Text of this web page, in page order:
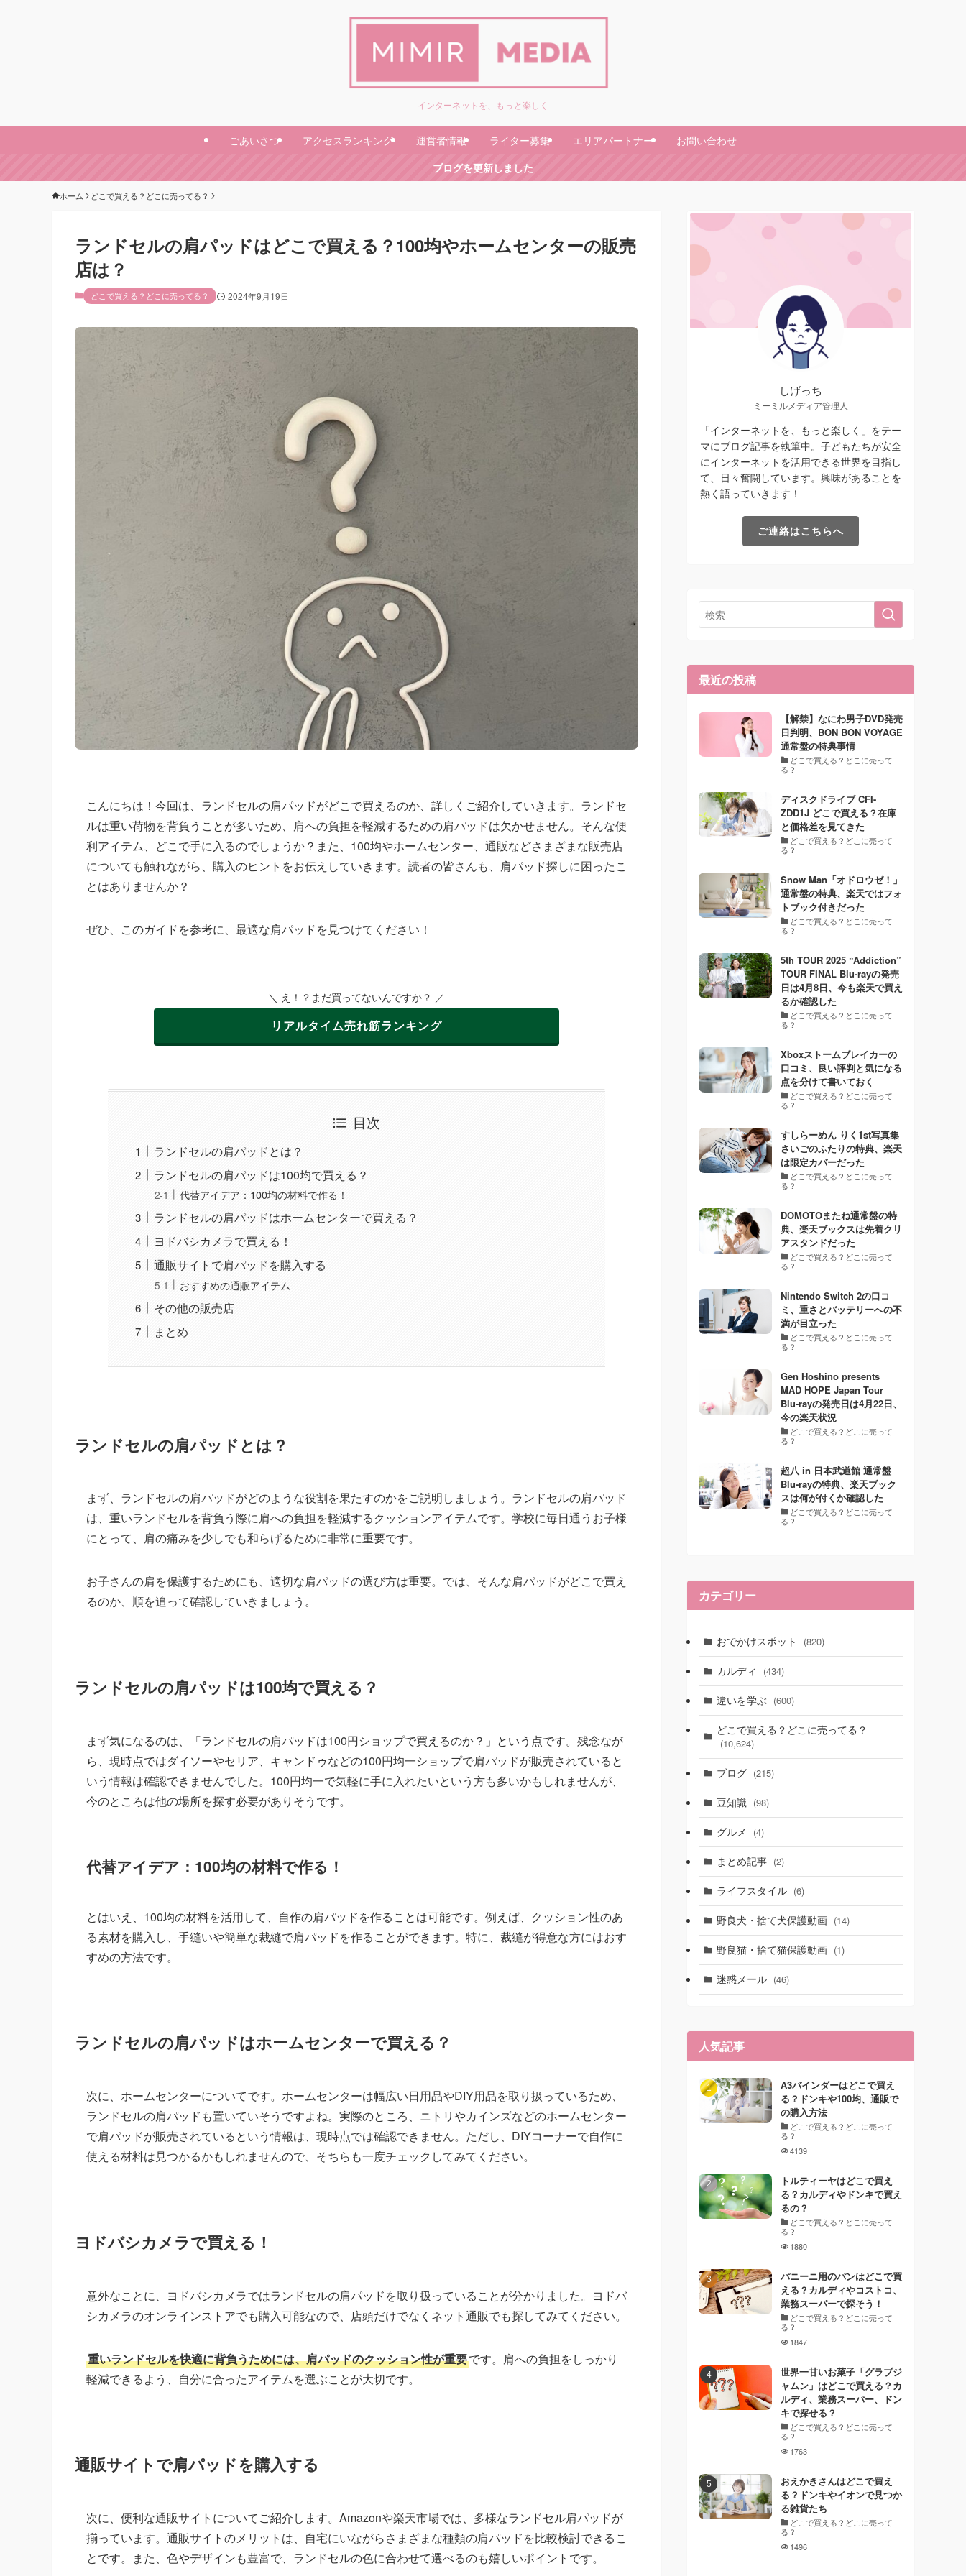
インターネットを、もっと楽しく
ごあいさつ アクセスランキング 運営者情報 ライター募集 エリアパートナー
お問い合わせ
ブログを更新しました
ホーム どこで買える？どこに売ってる？
ランドセルの肩パッドはどこで買える？100均やホームセンターの販売
店は？
どこで買える？どこに売ってる？ 2024年9月19日
こんにちは！今回は、ランドセルの肩パッドがどこで買えるのか、詳しくご紹介していきます。ランドセ
ルは重い荷物を背負うことが多いため、肩への負担を軽減するための肩パッドは欠かせません。そんな便
利アイテム、どこで手に入るのでしょうか？また、100均やホームセンター、通販などさまざまな販売店
についても触れながら、購入のヒントをお伝えしていきます。読者の皆さんも、肩パッド探しに困ったこ
とはありませんか？
ぜひ、このガイドを参考に、最適な肩パッドを見つけてください！
＼ え！？まだ買ってないんですか？ ／
リアルタイム売れ筋ランキング
目次
ランドセルの肩パッドとは？
ランドセルの肩パッドは100均で買える？
代替アイデア：100均の材料で作る！
ランドセルの肩パッドはホームセンターで買える？
ヨドバシカメラで買える！
通販サイトで肩パッドを購入する
おすすめの通販アイテム
その他の販売店
まとめ
ランドセルの肩パッドとは？
まず、ランドセルの肩パッドがどのような役割を果たすのかをご説明しましょう。ランドセルの肩パッド
は、重いランドセルを背負う際に肩への負担を軽減するクッションアイテムです。学校に毎日通うお子様
にとって、肩の痛みを少しでも和らげるために非常に重要です。
お子さんの肩を保護するためにも、適切な肩パッドの選び方は重要。では、そんな肩パッドがどこで買え
るのか、順を追って確認していきましょう。
ランドセルの肩パッドは100均で買える？
まず気になるのは、「ランドセルの肩パッドは100円ショップで買えるのか？」という点です。残念なが
ら、現時点ではダイソーやセリア、キャンドゥなどの100円均一ショップで肩パッドが販売されていると
いう情報は確認できませんでした。100円均一で気軽に手に入れたいという方も多いかもしれませんが、
今のところは他の場所を探す必要がありそうです。
代替アイデア：100均の材料で作る！
とはいえ、100均の材料を活用して、自作の肩パッドを作ることは可能です。例えば、クッション性のあ
る素材を購入し、手縫いや簡単な裁縫で肩パッドを作ることができます。特に、裁縫が得意な方にはおす
すめの方法です。
ランドセルの肩パッドはホームセンターで買える？
次に、ホームセンターについてです。ホームセンターは幅広い日用品やDIY用品を取り扱っているため、
ランドセルの肩パッドも置いていそうですよね。実際のところ、ニトリやカインズなどのホームセンター
で肩パッドが販売されているという情報は、現時点では確認できません。ただし、DIYコーナーで自作に
使える材料は見つかるかもしれませんので、そちらも一度チェックしてみてください。
ヨドバシカメラで買える！
意外なことに、ヨドバシカメラではランドセルの肩パッドを取り扱っていることが分かりました。ヨドバ
シカメラのオンラインストアでも購入可能なので、店頭だけでなくネット通販でも探してみてください。
重いランドセルを快適に背負うためには、肩パッドのクッション性が重要です。肩への負担をしっかり
軽減できるよう、自分に合ったアイテムを選ぶことが大切です。
通販サイトで肩パッドを購入する
次に、便利な通販サイトについてご紹介します。Amazonや楽天市場では、多様なランドセル肩パッドが
揃っています。通販サイトのメリットは、自宅にいながらさまざまな種類の肩パッドを比較検討できるこ
とです。また、色やデザインも豊富で、ランドセルの色に合わせて選べるのも嬉しいポイントです。
しげっち
ミーミルメディア管理人
「インターネットを、もっと楽しく」をテー
マにブログ記事を執筆中。子どもたちが安全
にインターネットを活用できる世界を目指し
て、日々奮闘しています。興味があることを
熱く語っていきます！
ご連絡はこちらへ
最近の投稿
【解禁】なにわ男子DVD発売
日判明、BON BON VOYAGE
通常盤の特典事情
どこで買える？どこに売って
る？
ディスクドライブ CFI-
ZDD1J どこで買える？在庫
と価格差を見てきた
どこで買える？どこに売って
る？
Snow Man「オドロウゼ！」
通常盤の特典、楽天ではフォ
トブック付きだった
どこで買える？どこに売って
る？
5th TOUR 2025 “Addiction”
TOUR FINAL Blu-rayの発売
日は4月8日、今も楽天で買え
るか確認した
どこで買える？どこに売って
る？
Xboxストームブレイカーの
口コミ、良い評判と気になる
点を分けて書いておく
どこで買える？どこに売って
る？
すしらーめん りく1st写真集
さいごのふたりの特典、楽天
は限定カバーだった
どこで買える？どこに売って
る？
DOMOTOまたね通常盤の特
典、楽天ブックスは先着クリ
アスタンドだった
どこで買える？どこに売って
る？
Nintendo Switch 2の口コ
ミ、重さとバッテリーへの不
満が目立った
どこで買える？どこに売って
る？
Gen Hoshino presents
MAD HOPE Japan Tour
Blu-rayの発売日は4月22日、
今の楽天状況
どこで買える？どこに売って
る？
超八 in 日本武道館 通常盤
Blu-rayの特典、楽天ブック
スは何が付くか確認した
どこで買える？どこに売って
る？
カテゴリー
おでかけスポット (820)
カルディ (434)
違いを学ぶ (600)
どこで買える？どこに売ってる？
(10,624)
ブログ (215)
豆知識 (98)
グルメ (4)
まとめ記事 (2)
ライフスタイル (6)
野良犬・捨て犬保護動画 (14)
野良猫・捨て猫保護動画 (1)
迷惑メール (46)
人気記事
A3バインダーはどこで買え
る？ドンキや100均、通販で
の購入方法
どこで買える？どこに売って
る？
4139
トルティーヤはどこで買え
る？カルディやドンキで買え
るの？
どこで買える？どこに売って
る？
1880
パニーニ用のパンはどこで買
える？カルディやコストコ、
業務スーパーで探そう！
どこで買える？どこに売って
る？
1847
世界一甘いお菓子「グラブジ
ャムン」はどこで買える？カ
ルディ、業務スーパー、ドン
キで探せる？
どこで買える？どこに売って
る？
1763
おえかきさんはどこで買え
る？ドンキやイオンで見つか
る雑貨たち
どこで買える？どこに売って
る？
1496